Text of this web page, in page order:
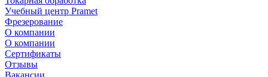
Учебный центр Pramet
Фрезерование
О компании
О компании
Сертификаты
Отзывы
Вакансии